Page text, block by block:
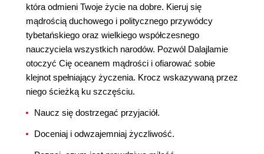
która odmieni Twoje życie na dobre. Kieruj się
mądrością duchowego i politycznego przywódcy
tybetańskiego oraz wielkiego współczesnego
nauczyciela wszystkich narodów. Pozwól Dalajlamie
otoczyć Cię oceanem mądrości i ofiarować sobie
klejnot spełniający życzenia. Krocz wskazywaną przez
niego ścieżką ku szczęściu.
Naucz się dostrzegać przyjaciół.
Doceniaj i odwzajemniaj życzliwość.